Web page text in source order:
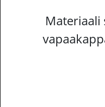
Materiaali